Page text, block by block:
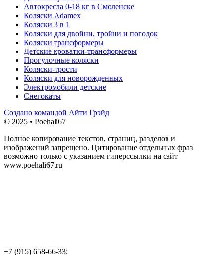
Автокресла 0-18 кг в Смоленске
Коляски Adamex
Коляски 3 в 1
Коляски для двойни, тройни и погодок
Коляски трансформеры
Детские кроватки-трансформеры
Прогулочные коляски
Коляски-трости
Коляски для новорожденных
Электромобили детские
Снегокаты
Создано командой Айти Грэйд
© 2025 • Poehali67
Полное копирование текстов, страниц, разделов и
изображений запрещено. Цитирование отдельных фраз
возможно только с указанием гиперссылки на сайт
www.poehali67.ru
+7 (915) 658-66-33;